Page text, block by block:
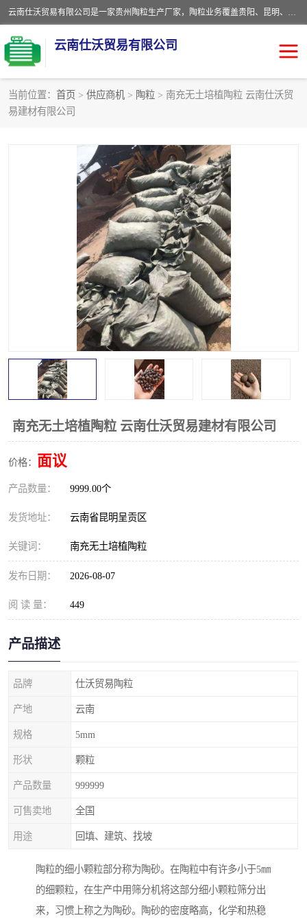
云南仕沃贸易有限公司是一家贵州陶粒生产厂家，陶粒业务覆盖贵阳、昆明、四川、云南、重庆等区域。批发贵阳陶粒、昆明陶粒、四川陶粒、云南陶粒、重庆陶粒，服务热线：*。仕沃贸易建材致力于建筑产业化、绿色建筑体系、产品和系统应用解决方案的企业。研发生产、销售和推广绿色建筑体系、建筑产业化体系的各种环保建筑产品。
云南仕沃贸易有限公司
当前位置： 首页 > 供应商机 > 陶粒 > 南充无土培植陶粒 云南仕沃贸
易建材有限公司
南充无土培植陶粒 云南仕沃贸易建材有限公司
价格： 面议
产品数量： 9999.00个
发货地址： 云南省昆明呈贡区
关键词： 南充无土培植陶粒
发布日期： 2026-08-07
阅 读 量： 449
产品描述
品牌 仕沃贸易陶粒
产地 云南
规格 5mm
形状 颗粒
产品数量 999999
可售卖地 全国
用途 回填、建筑、找坡
陶粒的细小颗粒部分称为陶砂。在陶粒中有许多小于5㎜
的细颗粒，在生产中用筛分机将这部分细小颗粒筛分出
来，习惯上称之为陶砂。陶砂的密度略高，化学和热稳
陶粒
生物陶粒
粘土陶粒
陶粒回填